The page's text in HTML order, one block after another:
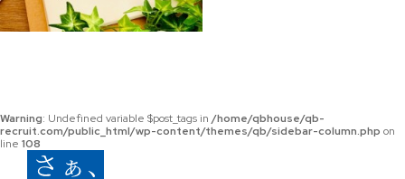
Warning: Undefined variable $post_tags in /home/qbhouse/qb-
recruit.com/public_html/wp-content/themes/qb/sidebar-column.php on
line 108